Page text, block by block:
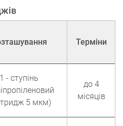
Терміни
1 - ступінь
5 мкм)
до 4
місяців